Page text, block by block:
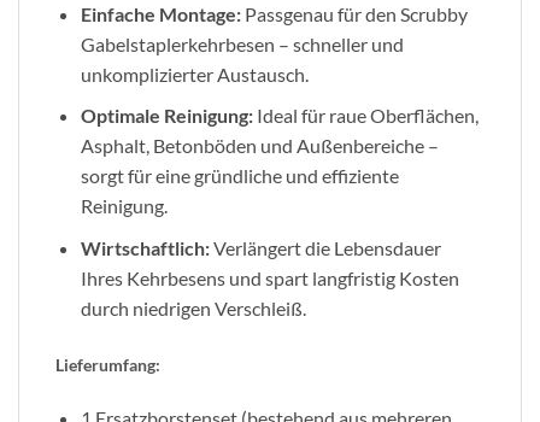
Einfache Montage:Passgenau für den Scrubby
Gabelstaplerkehrbesen – schneller und
unkomplizierter Austausch.
Optimale Reinigung:Ideal für raue Oberflächen,
Asphalt, Betonböden und Außenbereiche –
sorgt für eine gründliche und effiziente
Reinigung.
Wirtschaftlich:Verlängert die Lebensdauer
Ihres Kehrbesens und spart langfristig Kosten
durch niedrigen Verschleiß.
Lieferumfang: